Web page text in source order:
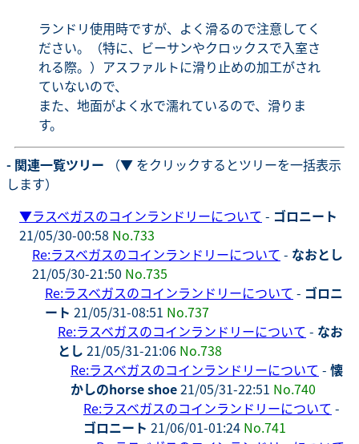
ランドリ使用時ですが、よく滑るので注意してく
ださい。（特に、ビーサンやクロックスで入室さ
れる際。）アスファルトに滑り止めの加工がされ
ていないので、
また、地面がよく水で濡れているので、滑りま
す。
- 関連一覧ツリー （▼ をクリックするとツリーを一括表示
します）
▼ラスベガスのコインランドリーについて - ゴロニート
21/05/30-00:58 No.733
Re:ラスベガスのコインランドリーについて - なおとし
21/05/30-21:50 No.735
Re:ラスベガスのコインランドリーについて - ゴロニ
ート 21/05/31-08:51 No.737
Re:ラスベガスのコインランドリーについて - なお
とし 21/05/31-21:06 No.738
Re:ラスベガスのコインランドリーについて - 懐
かしのhorse shoe21/05/31-22:51 No.740
Re:ラスベガスのコインランドリーについて -
ゴロニート 21/06/01-01:24 No.741